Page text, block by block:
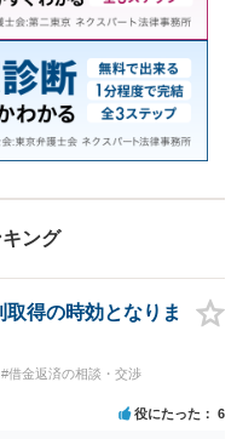
ング
得の時効となりま
#借金返済の相談・交渉
役にたった 6